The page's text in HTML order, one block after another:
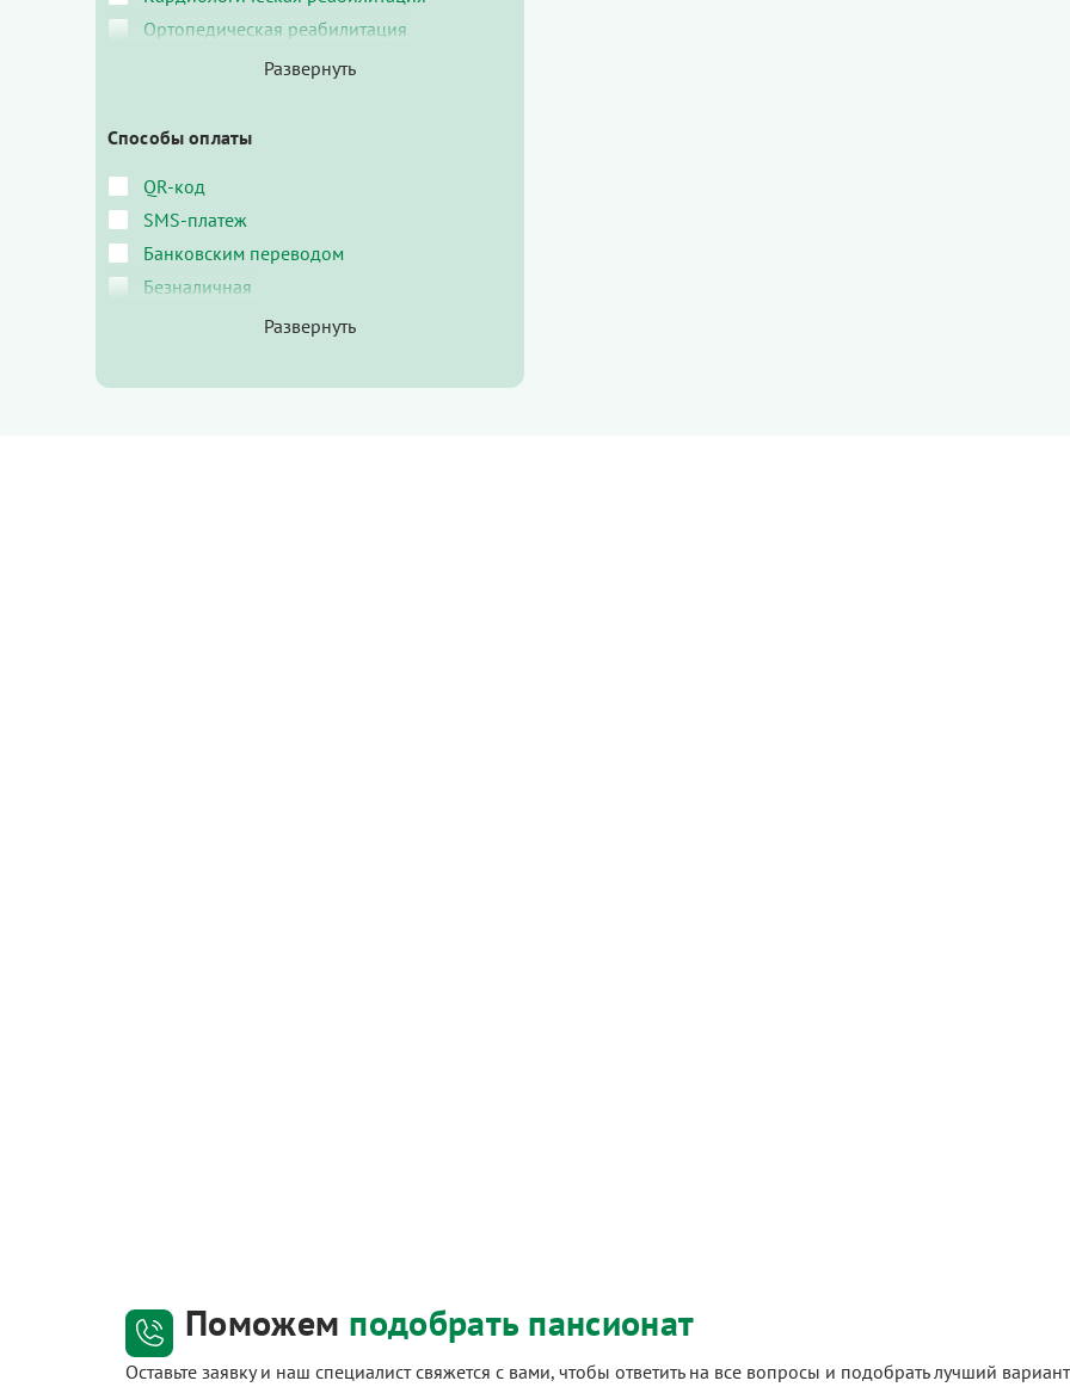
Ортопедическая реабилитация
Способы оплаты
QR-код
SMS-платеж
Банковским переводом
Безналичная
Поможем подобрать пансионат
Оставьте заявку и наш специалист свяжется с вами, чтобы ответить на все вопросы и подобрать лучший